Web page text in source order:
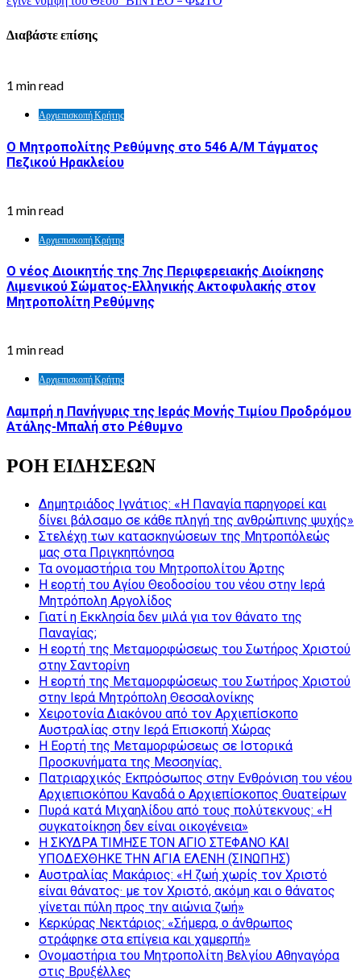
Διαβάστε επίσης
1 min read
Αρχιεπισκοπή Κρήτης
Ο Μητροπολίτης Ρεθύμνης στο 546 Α/Μ Τάγματος
Πεζικού Ηρακλείου
1 min read
Αρχιεπισκοπή Κρήτης
Ο νέος Διοικητής της 7ης Περιφερειακής Διοίκησης
Λιμενικού Σώματος-Ελληνικής Ακτοφυλακής στον
Μητροπολίτη Ρεθύμνης
1 min read
Αρχιεπισκοπή Κρήτης
Λαμπρή η Πανήγυρις της Ιεράς Μονής Τιμίου Προδρόμου
Ατάλης-Μπαλή στο Ρέθυμνο
ΡΟΗ ΕΙΔΗΣΕΩΝ
Δημητριάδος Ιγνάτιος: «Η Παναγία παρηγορεί και
δίνει βάλσαμο σε κάθε πληγή της ανθρώπινης ψυχής»
Στελέχη των κατασκηνώσεων της Μητροπόλεώς
μας στα Πριγκηπόνησα
Τα ονομαστήρια του Μητροπολίτου Άρτης
Η εορτή του Αγίου Θεοδοσίου του νέου στην Ιερά
Μητρόπολη Αργολίδος
Γιατί η Εκκλησία δεν μιλά για τον θάνατο της
Παναγίας;
Η εορτή της Μεταμορφώσεως του Σωτήρος Χριστού
στην Σαντορίνη
Η εορτή της Μεταμορφώσεως του Σωτήρος Χριστού
στην Ιερά Μητρόπολη Θεσσαλονίκης
Χειροτονία Διακόνου από τον Αρχιεπίσκοπο
Αυστραλίας στην Ιερά Επισκοπή Χώρας
Η Εορτή της Μεταμορφώσεως σε Ιστορικά
Προσκυνήματα της Μεσσηνίας.
Πατριαρχικός Εκπρόσωπος στην Ενθρόνιση του νέου
Αρχιεπισκόπου Καναδά ο Αρχιεπίσκοπος Θυατείρων
Πυρά κατά Μιχαηλίδου από τους πολύτεκνους: «Η
συγκατοίκηση δεν είναι οικογένεια»
Η ΣΚΥΔΡΑ ΤΙΜΗΣΕ ΤΟΝ ΑΓΙΟ ΣΤΕΦΑΝΟ ΚΑΙ
ΥΠΟΔΕΧΘΗΚΕ ΤΗΝ ΑΓΙΑ ΕΛΕΝΗ (ΣΙΝΩΠΗΣ)
Αυστραλίας Μακάριος: «Η ζωή χωρίς τον Χριστό
είναι θάνατος· με τον Χριστό, ακόμη και ο θάνατος
γίνεται πύλη προς την αιώνια ζωή»
Κερκύρας Νεκτάριος: «Σήμερα, ο άνθρωπος
στράφηκε στα επίγεια και χαμερπή»
Ονομαστήρια του Μητροπολίτη Βελγίου Αθηναγόρα
στις Βρυξέλλες